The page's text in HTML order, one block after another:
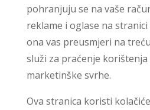
pohranjuju se na vaše
reklame i oglase na
ona vas preusmjeri na
služi za praćenje
marketinške svrhe.
Ova stranica koristi